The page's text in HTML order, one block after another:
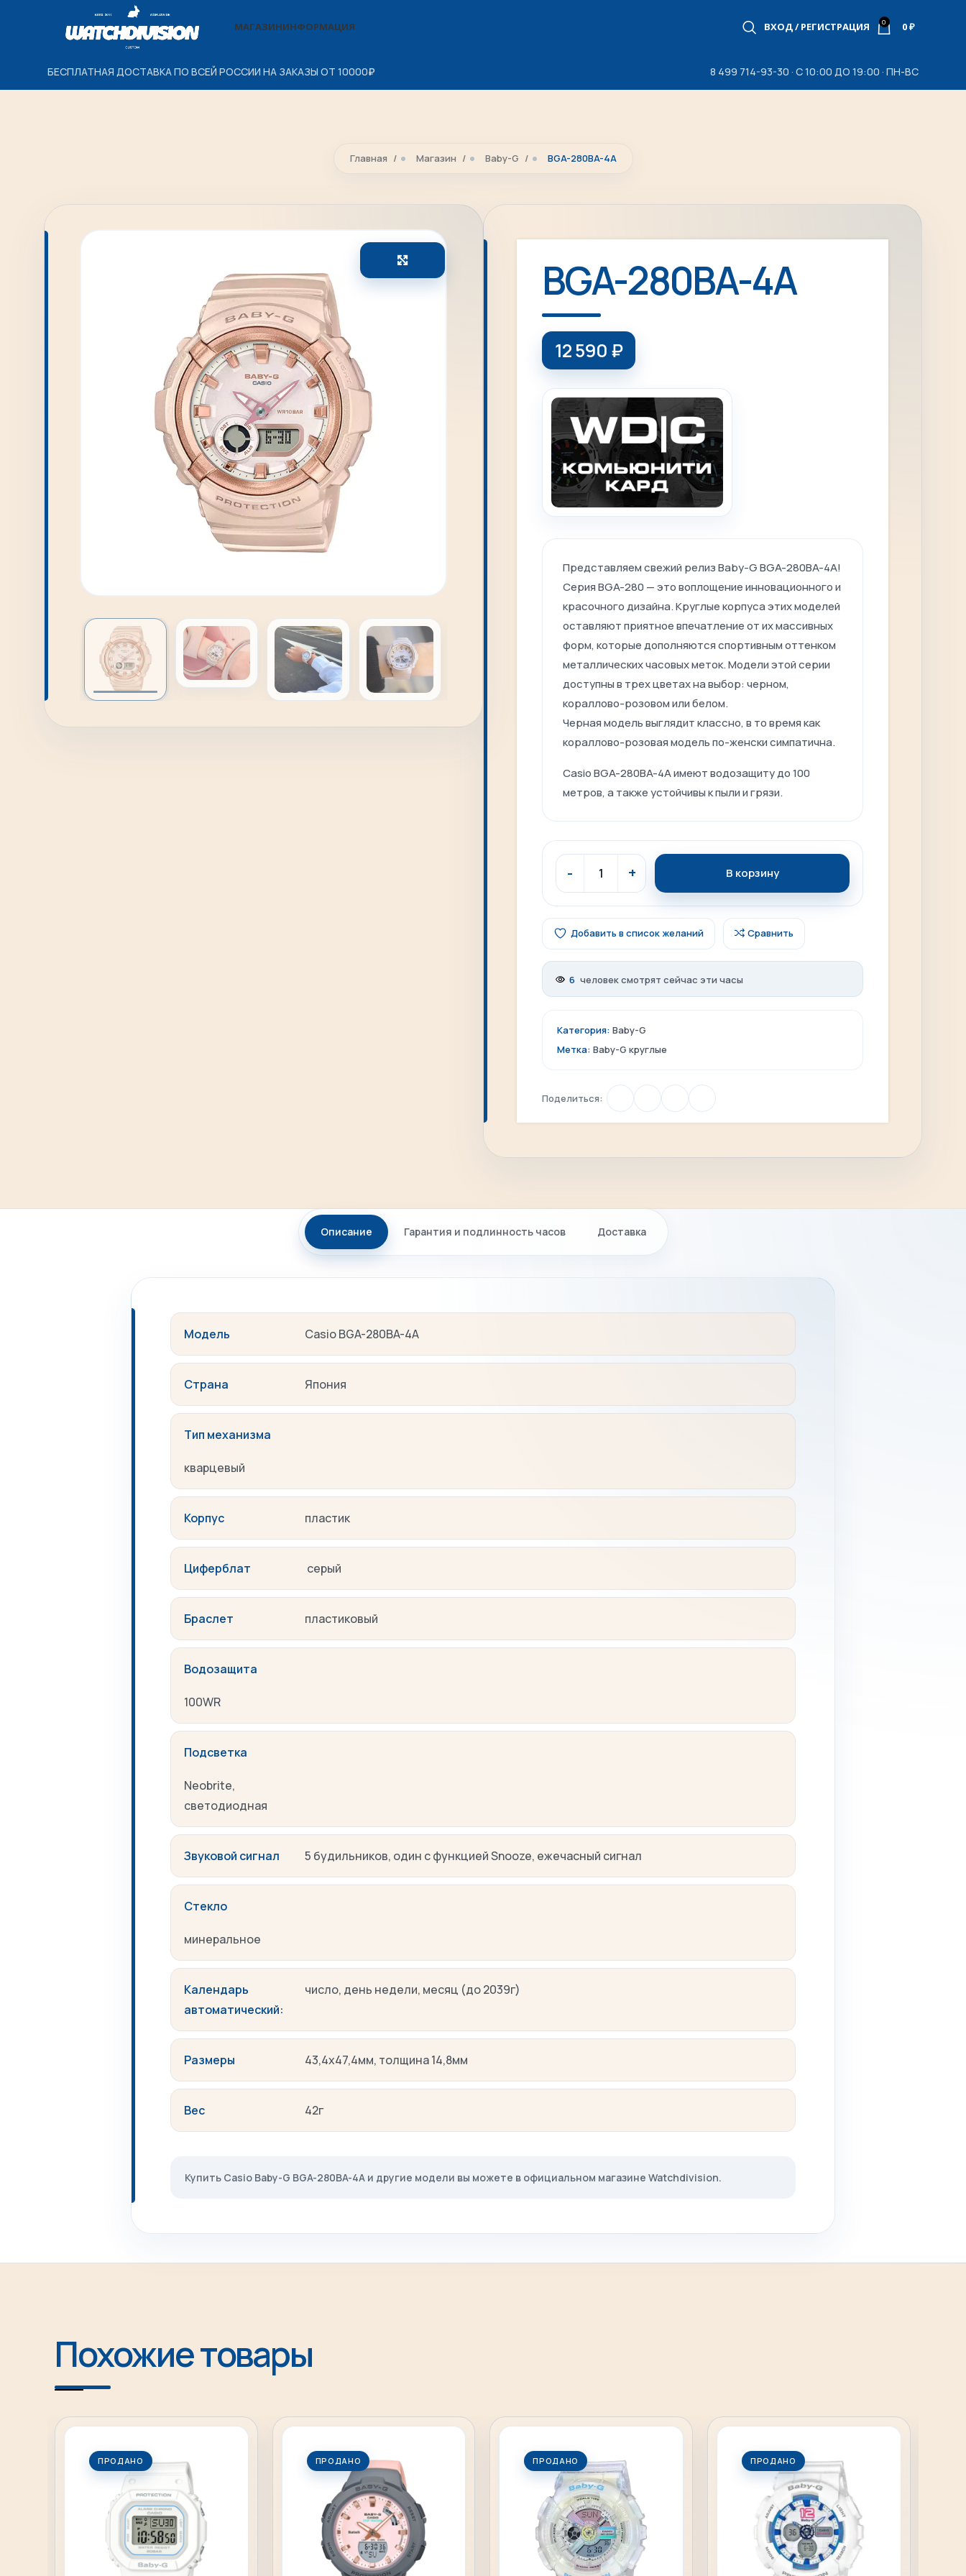
МАГАЗИНИНФОРМАЦИЯ ВХОД / РЕГИСТРАЦИЯ 0 0₽
БЕСПЛАТНАЯ ДОСТАВКА ПО ВСЕЙ РОССИИ НА ЗАКАЗЫ ОТ 10000₽ 8 499 714-93-30 · С 10:00 ДО 19:00 · ПН-ВС
Главная Магазин Baby-G BGA-280BA-4A
BGA-280BA-4A
12 590 ₽
Представляем свежий релиз Baby-G BGA-280BA-4A!
Серия BGA-280 — это воплощение инновационного и
красочного дизайна. Круглые корпуса этих моделей
оставляют приятное впечатление от их массивных
форм, которые дополняются спортивным оттенком
металлических часовых меток. Модели этой серии
доступны в трех цветах на выбор: черном,
кораллово-розовом или белом.
Черная модель выглядит классно, в то время как
кораллово-розовая модель по-женски симпатична.
Casio BGA-280BA-4A имеют водозащиту до 100
метров, а также устойчивы к пыли и грязи.
В корзину
Добавить в список желаний Сравнить
6 человек смотрят сейчас эти часы
Категория: Baby-G
Метка: Baby-G круглые
Поделиться:
Описание Гарантия и подлинность часов Доставка
Модель Casio BGA-280BA-4A
Страна Япония
Тип механизма
кварцевый
Корпус пластик
Циферблат серый
Браслет пластиковый
Водозащита
100WR
Подсветка
Neobrite,
светодиодная
Звуковой сигнал 5 будильников, один с функцией Snooze, ежечасный сигнал
Стекло
минеральное
Календарь
автоматический:
число, день недели, месяц (до 2039г)
Размеры 43,4х47,4мм, толщина 14,8мм
Вес 42г
Купить Casio Baby-G BGA-280BA-4A и другие модели вы можете в официальном магазине Watchdivision.
Похожие товары
ПРОДАНО ПРОДАНО ПРОДАНО ПРОДАНО